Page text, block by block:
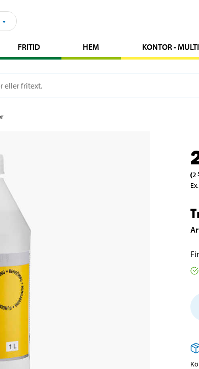
FRITID HEM KONTOR -
(2